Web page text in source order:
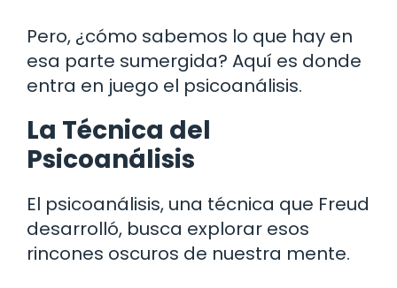
Pero, ¿cómo sabemos lo que hay en
esa parte sumergida? Aquí es donde
entra en juego el psicoanálisis.
La Técnica del
Psicoanálisis
El psicoanálisis, una técnica que Freud
desarrolló, busca explorar esos
rincones oscuros de nuestra mente.